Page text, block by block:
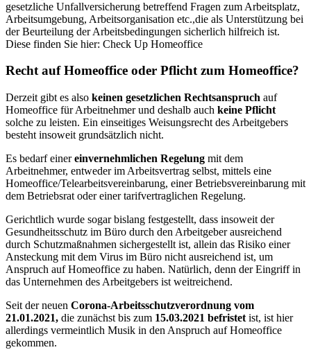
gesetzliche Unfallversicherung betreffend Fragen zum Arbeitsplatz,
Arbeitsumgebung, Arbeitsorganisation etc.,die als Unterstützung bei
der Beurteilung der Arbeitsbedingungen sicherlich hilfreich ist.
Diese finden Sie hier: Check Up Homeoffice
Recht auf Homeoffice oder Pflicht zum Homeoffice?
Derzeit gibt es also keinen gesetzlichen Rechtsanspruch auf
Homeoffice für Arbeitnehmer und deshalb auch keine Pflicht
solche zu leisten. Ein einseitiges Weisungsrecht des Arbeitgebers
besteht insoweit grundsätzlich nicht.
Es bedarf einereinvernehmlichen Regelung mit dem
Arbeitnehmer, entweder im Arbeitsvertrag selbst, mittels eine
Homeoffice/Telearbeitsvereinbarung, einer Betriebsvereinbarung mit
dem Betriebsrat oder einer tarifvertraglichen Regelung.
Gerichtlich wurde sogar bislang festgestellt, dass insoweit der
Gesundheitsschutz im Büro durch den Arbeitgeber ausreichend
durch Schutzmaßnahmen sichergestellt ist, allein das Risiko einer
Ansteckung mit dem Virus im Büro nicht ausreichend ist, um
Anspruch auf Homeoffice zu haben. Natürlich, denn der Eingriff in
das Unternehmen des Arbeitgebers ist weitreichend.
Seit der neuen Corona-Arbeitsschutzverordnung vom
21.01.2021, die zunächst bis zum 15.03.2021 befristet ist, ist hier
allerdings vermeintlich Musik in den Anspruch auf Homeoffice
gekommen.